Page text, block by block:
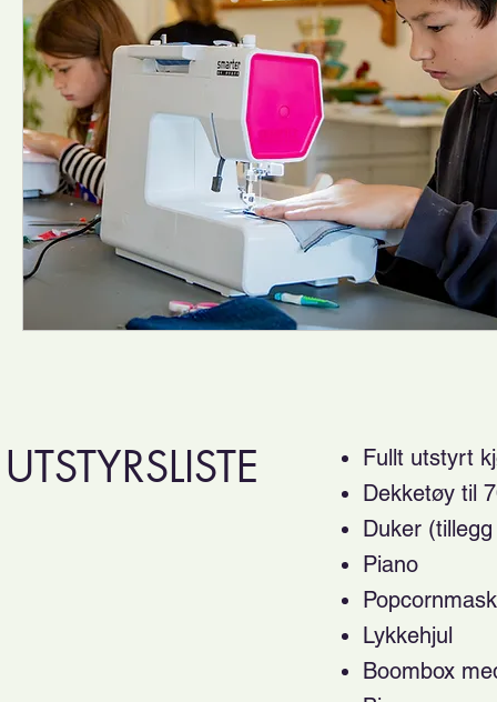
UTSTYRSLISTE
Fullt utstyrt
Dekketøy til
Duker
Piano
Lykkehjul
Boombox